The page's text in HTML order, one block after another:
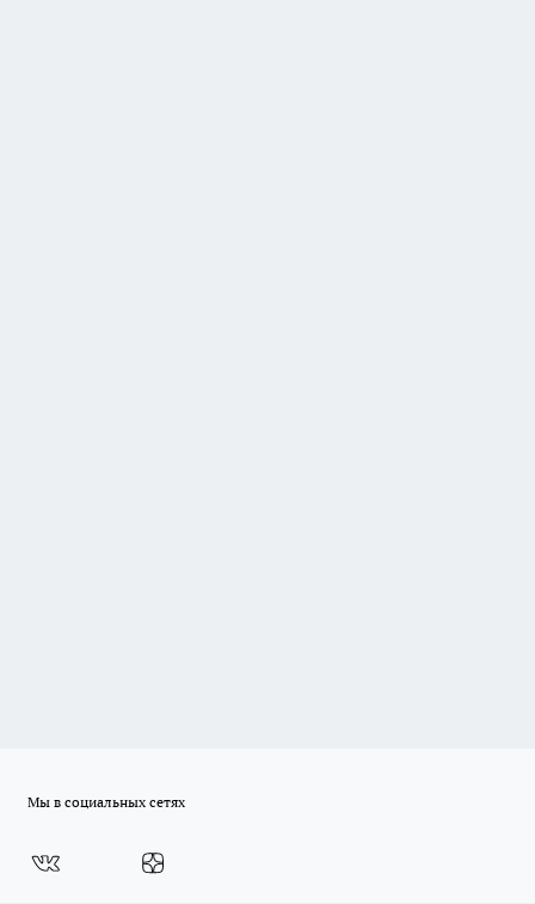
Мы в социальных сетях